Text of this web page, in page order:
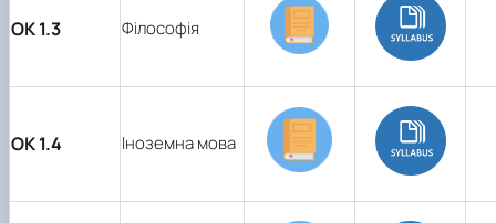
ОК 1.3 Філософія
ОК 1.4 Іноземна мова